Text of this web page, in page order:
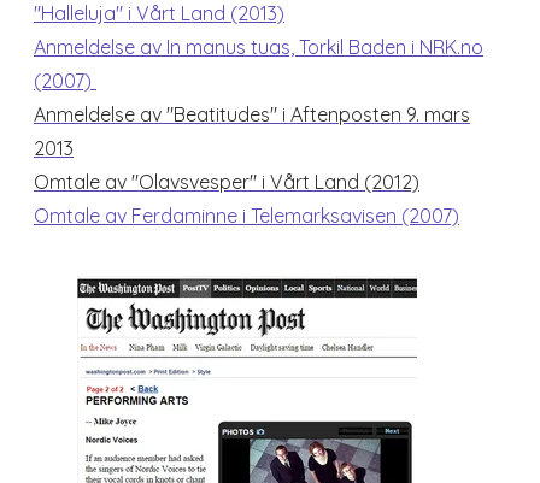
"Halleluja" i Vårt Land (2013)
Anmeldelse av In manus tuas, Torkil Baden i NRK.no
(2007)
Anmeldelse av "Beatitudes" i Aftenposten 9. mars
2013
Omtale av "Olavsvesper" i Vårt Land (2012)
Omtale av Ferdaminne i Telemarksavisen (2007)